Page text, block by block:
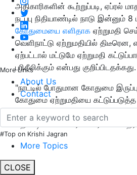
More Links
About Us
Contact
#Top on Krishi Jagran
More Topics
CLOSE
அதிகாரிகளின் கூற்றுப்படி, ஏப்ரல்
நடப்பு நிதியாண்டில் நாடு இன்னும்
கோதுமையை எளிதாக ஏற்றுமதி
வெளிநாட்டு ஏற்றுமதியில் திடீரென,
ஏற்பட்டால் மட்டுமே ஏற்றுமதி
பரிசீலிக்கும் என்பது குறிப்பிடதக்கது.
"நாட்டில் போதுமான கோதுமை
கோதுமை ஏற்றுமதியை
எடுக்க தேவையில்லை" என்று
சுதன்ஷு பாண்டே ராய்ட்டர்ஸிடம்